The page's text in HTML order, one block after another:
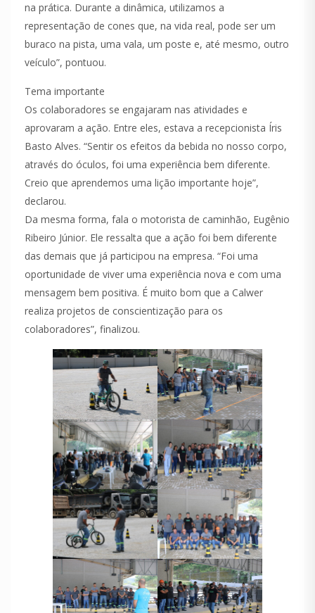
na prática. Durante a dinâmica, utilizamos a
representação de cones que, na vida real, pode ser um
buraco na pista, uma vala, um poste e, até mesmo, outro
veículo”, pontuou.
Tema importante
Os colaboradores se engajaram nas atividades e
aprovaram a ação. Entre eles, estava a recepcionista Íris
Basto Alves. “Sentir os efeitos da bebida no nosso corpo,
através do óculos, foi uma experiência bem diferente.
Creio que aprendemos uma lição importante hoje”,
declarou.
Da mesma forma, fala o motorista de caminhão, Eugênio
Ribeiro Júnior. Ele ressalta que a ação foi bem diferente
das demais que já participou na empresa. “Foi uma
oportunidade de viver uma experiência nova e com uma
mensagem bem positiva. É muito bom que a Calwer
realiza projetos de conscientização para os
colaboradores”, finalizou.